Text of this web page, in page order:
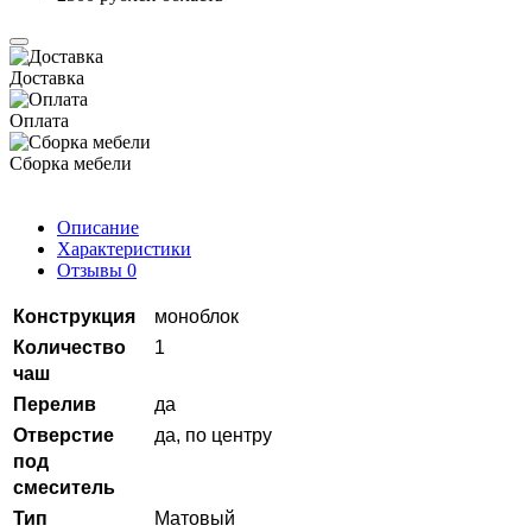
Доставка
Оплата
Сборка мебели
Описание
Характеристики
Отзывы 0
Конструкция
моноблок
Количество
чаш
1
Перелив
да
Отверстие
под
смеситель
да, по центру
Тип
Матовый